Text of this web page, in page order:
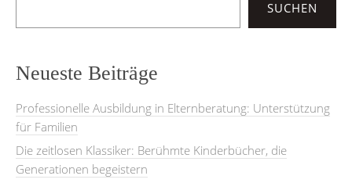
SUCHEN
Neueste Beiträge
Professionelle Ausbildung in Elternberatung: Unterstützung
für Familien
Die zeitlosen Klassiker: Berühmte Kinderbücher, die
Generationen begeistern